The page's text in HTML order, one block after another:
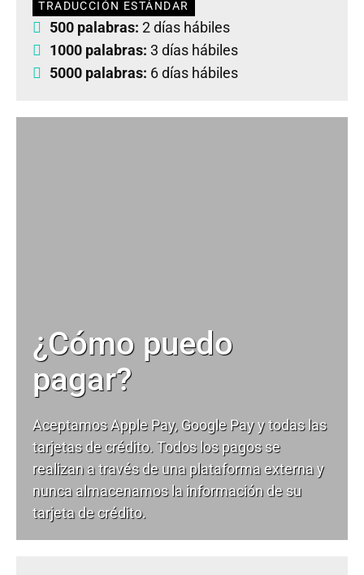
TRADUCCIÓN ESTÁNDAR
500 palabras: 2 días hábiles
1000 palabras: 3 días hábiles
5000 palabras: 6 días hábiles
¿Cómo puedo
pagar?
Aceptamos Apple Pay, Google Pay y todas las
tarjetas de crédito. Todos los pagos se
realizan a través de una plataforma externa y
nunca almacenamos la información de su
tarjeta de crédito.